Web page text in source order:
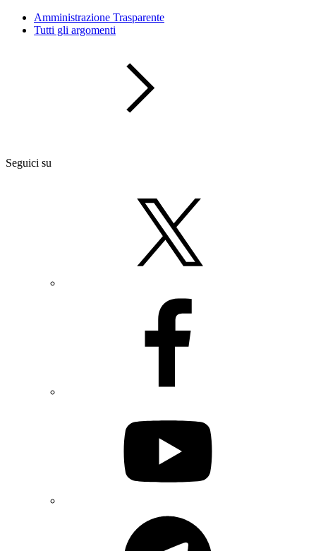
Amministrazione Trasparente
Tutti gli argomenti
Seguici su